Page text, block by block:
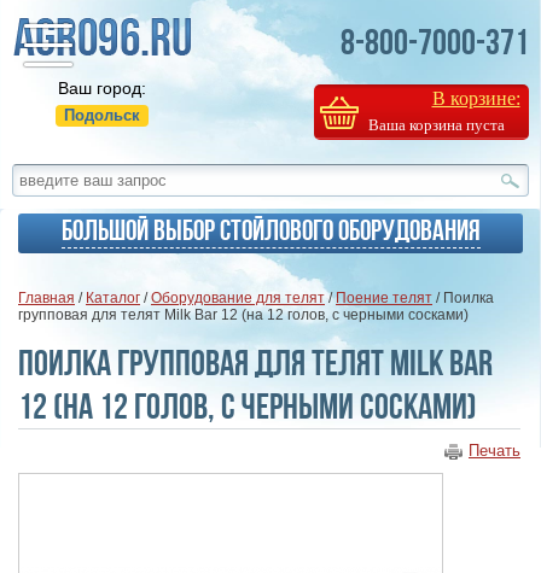
Ваш город:
Подольск
8-800-7000-371
В корзине:
Ваша корзина пуста
Большой выбор стойлового оборудования
Главная / Каталог /Оборудование для телят/Поение телят / Поилка
групповая для телят Milk Bar 12 (на 12 голов, с черными сосками)
Поилка групповая для телят Milk Bar
12 (на 12 голов, с черными сосками)
Печать